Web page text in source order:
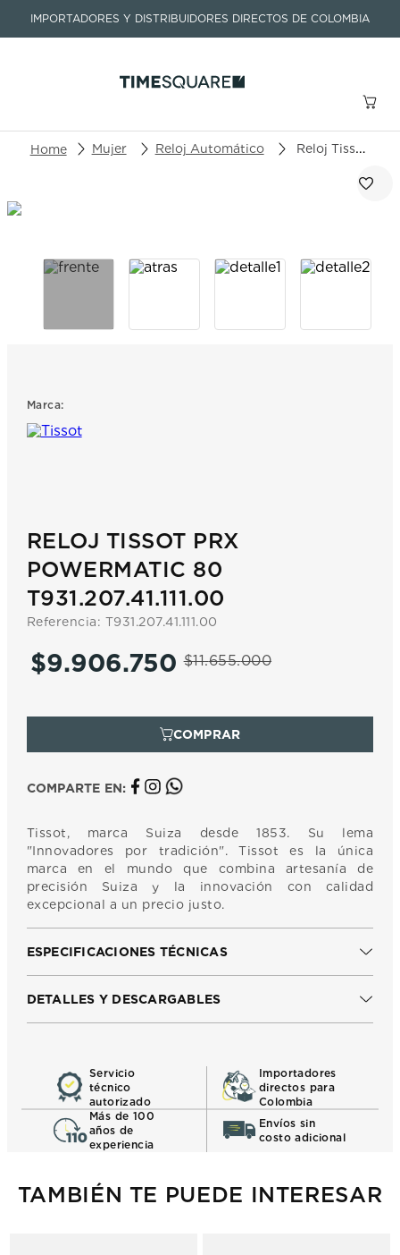
IMPORTADORES Y DISTRIBUIDORES DIRECTOS DE COLOMBIA
Buscar un producto o artículo
Mujer Reloj Automático Reloj Tissot Prx Powermatic 80 T931.207.41.111.00
Marca:
RELOJ TISSOT PRX
POWERMATIC 80
T931.207.41.111.00
Referencia: T931.207.41.111.00
$11.655.000
$9.906.750
COMPARTE EN:
Tissot, marca Suiza desde 1853. Su lema
"Innovadores por tradición". Tissot es la única
marca en el mundo que combina artesanía de
precisión Suiza y la innovación con calidad
excepcional a un precio justo.
ESPECIFICACIONES TÉCNICAS
DETALLES Y DESCARGABLES
Servicio
técnico
autorizado
Importadores
directos para
Colombia
Más de 100
años de
experiencia
Envíos sin
costo adicional
TAMBIÉN TE PUEDE INTERESAR
TÉRMINOS MÁS BUSCADOS